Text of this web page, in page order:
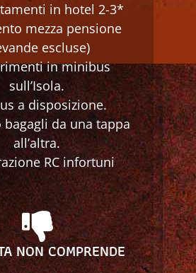
in hotel 2-3*
mezza pensione
escluse)
in minibus
sull’Isola.
a disposizione.
bagagli da una tappa
all’altra.
RC infortuni
NON COMPRENDE